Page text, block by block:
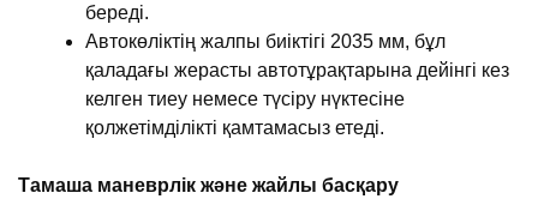
береді.
Автокөліктің жалпы биіктігі 2035 мм, бұл
қаладағы жерасты автотұрақтарына дейінгі кез
келген тиеу немесе түсіру нүктесіне
қолжетімділікті қамтамасыз етеді.
Тамаша маневрлік және жайлы басқару